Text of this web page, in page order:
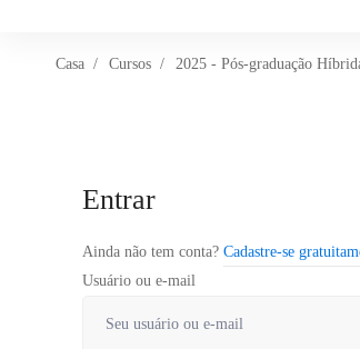
Casa Cursos 2025 - Pós-graduação
Entrar
Ainda não tem conta? Cadastre-se
Usuário ou e-mail